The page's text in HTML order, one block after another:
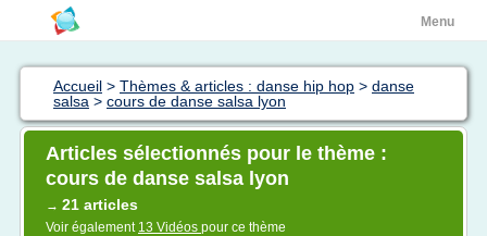
Menu
Accueil > Thèmes & articles : danse hip hop > danse
salsa > cours de danse salsa lyon
Articles sélectionnés pour le thème :
cours de danse salsa lyon
→ 21 articles
Voir également 13 Vidéos pour ce thème